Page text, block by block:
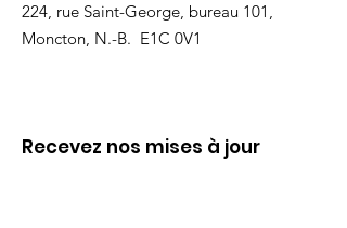
224, rue Saint-George, bureau 101,
Moncton, N.-B. E1C 0V1
Recevez nos mises à jour